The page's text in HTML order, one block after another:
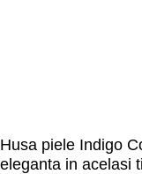
Husa piele Indigo
eleganta in acelasi